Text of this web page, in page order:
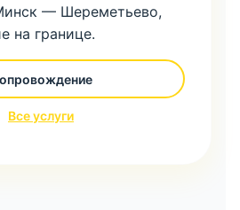
— Шереметьево,
на границе.
Все услуги